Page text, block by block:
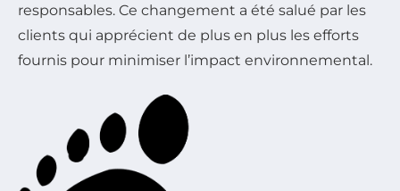
responsables. Ce changement a été salué par les
clients qui apprécient de plus en plus les efforts
fournis pour minimiser l’impact environnemental.